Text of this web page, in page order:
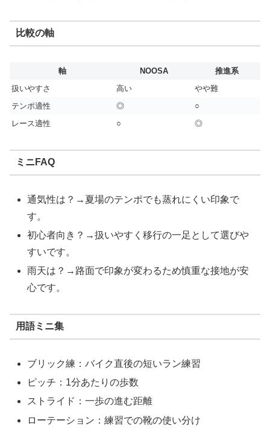
比較の軸
軸 NOOSA
推進系
扱いやすさ
高い
やや難
テンポ適性
◎
○
レース適性
○ ◎
ミニFAQ
通気性は？→夏場のテンポでも蒸れにくい印象で
す。
初心者向き？→扱いやすく移行の一足として選びや
すいです。
雨天は？→路面で印象が変わるため慎重な接地が安
心です。
用語ミニ集
ブリック練：バイク直後の短いラン練習
ピッチ：1分あたりの歩数
ストライド：一歩の進む距離
ローテーション：練習での靴の使い分け